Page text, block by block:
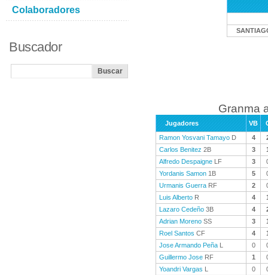
Granma
Jugadores VB
Ramon Yosvani Tamayo D 4
Carlos Benitez 2B 3
Alfredo Despaigne LF 3
Yordanis Samon 1B 5
Urmanis Guerra RF 2
Luis Alberto R 4
Lazaro Cedeño 3B 4
Adrian Moreno SS 3
Roel Santos CF 4
Jose Armando Peña L 0
Guillermo Jose RF 1
Yoandri Vargas L 0
Colaboradores
Buscador